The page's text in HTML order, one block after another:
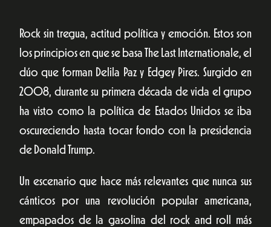
Rock sin tregua, actitud política y emoción. Estos son
los principios en que se basa The Last Internationale, el
dúo que forman Delila Paz y Edgey Pires. Surgido en
2008, durante su primera década de vida el grupo
ha visto como la política de Estados Unidos se iba
oscureciendo hasta tocar fondo con la presidencia
de Donald Trump.
Un escenario que hace más relevantes que nunca sus
cánticos por una revolución popular americana,
empapados de la gasolina del rock and roll más